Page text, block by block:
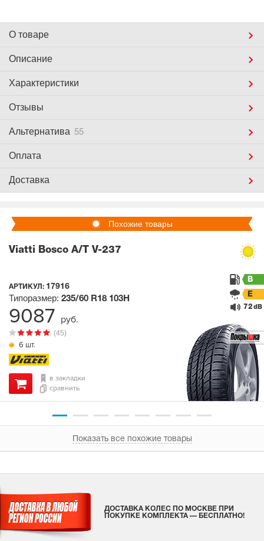
О товаре
Описание
Характеристики
Отзывы
Альтернатива 55
Оплата
Доставка
Похожие товары
Viatti Bosco A/T V-237
АРТИКУЛ: 17916
6 шт.
(45)
Типоразмер: 235/60 R18 103H
B
E
72 dB
в закладки
сравнить
9087 руб.
Показать все похожие товары
ДОСТАВКА КОЛЕС ПО МОСКВЕ ПРИ
ПОКУПКЕ КОМПЛЕКТА — БЕСПЛАТНО!